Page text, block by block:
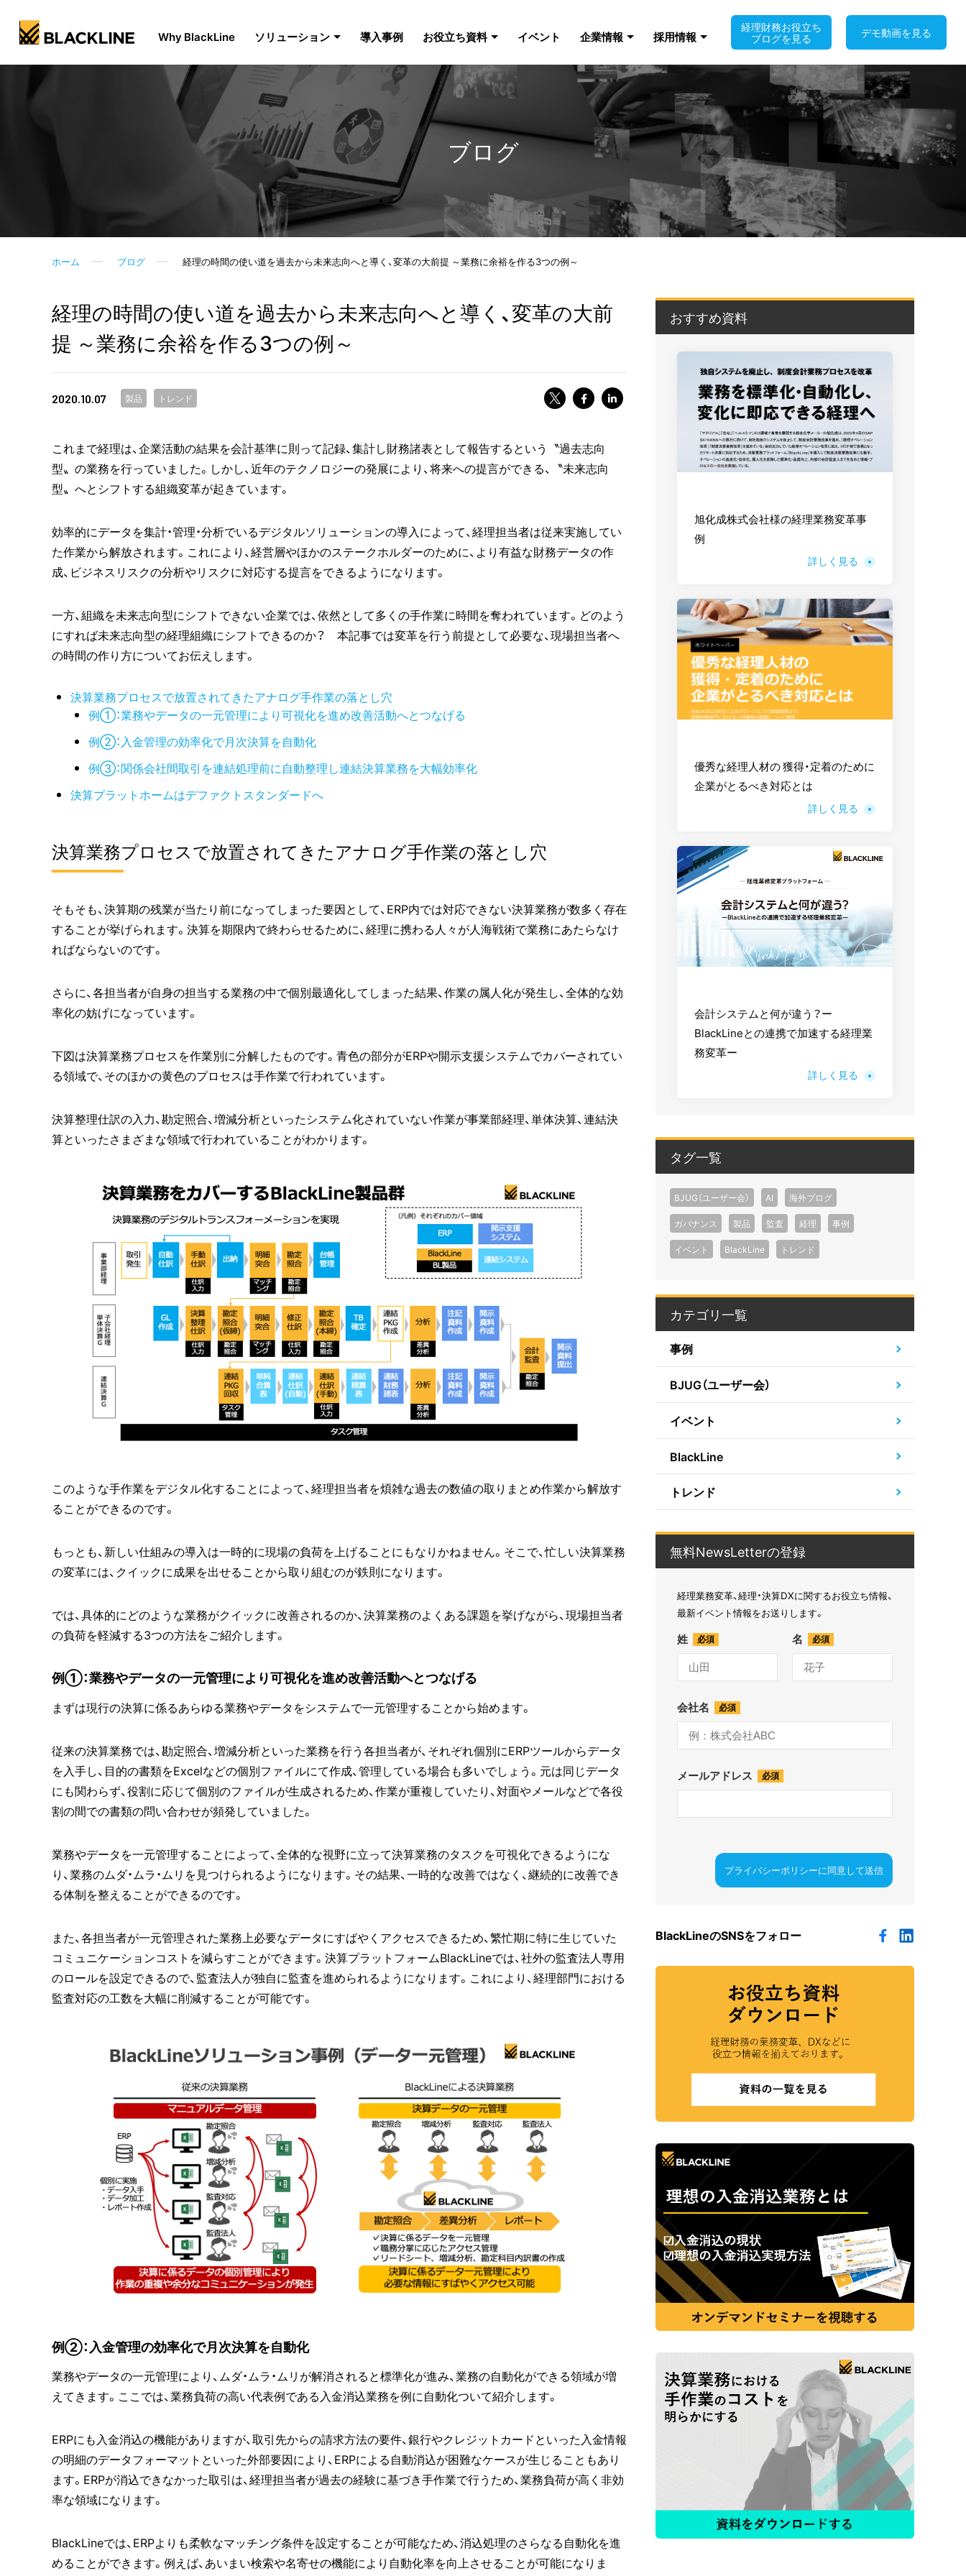
Why BlackLine ソリューション 導入事例 お役立ち資料 イベント 企業情報 採用情報
経理財務お役立ち
ブログを見る
デモ動画を見る
ブログ
ホーム ブログ 経理の時間の使い道を過去から未来志向へと導く、変革の大前提 ～業務に余裕を作る3つの例～
経理の時間の使い道を過去から未来志向へと導く、変革の大前
提 ～業務に余裕を作る3つの例～
2020.10.07 製品 トレンド
これまで経理は、企業活動の結果を会計基準に則って記録、集計し財務諸表として報告するという〝過去志向
型〟の業務を行っていました。しかし、近年のテクノロジーの発展により、将来への提言ができる、〝未来志向
型〟へとシフトする組織変革が起きています。
効率的にデータを集計・管理・分析でいるデジタルソリューションの導入によって、経理担当者は従来実施してい
た作業から解放されます。これにより、経営層やほかのステークホルダーのために、より有益な財務データの作
成、ビジネスリスクの分析やリスクに対応する提言をできるようになります。
一方、組織を未来志向型にシフトできない企業では、依然として多くの手作業に時間を奪われています。どのよう
にすれば未来志向型の経理組織にシフトできるのか？ 本記事では変革を行う前提として必要な、現場担当者へ
の時間の作り方についてお伝えします。
決算業務プロセスで放置されてきたアナログ手作業の落とし穴
例①：業務やデータの一元管理により可視化を進め改善活動へとつなげる
例②：入金管理の効率化で月次決算を自動化
例③：関係会社間取引を連結処理前に自動整理し連結決算業務を大幅効率化
決算プラットホームはデファクトスタンダードへ
決算業務プロセスで放置されてきたアナログ手作業の落とし穴
そもそも、決算期の残業が当たり前になってしまった要因として、ERP内では対応できない決算業務が数多く存在
することが挙げられます。決算を期限内で終わらせるために、経理に携わる人々が人海戦術で業務にあたらなけ
ればならないのです。
さらに、各担当者が自身の担当する業務の中で個別最適化してしまった結果、作業の属人化が発生し、全体的な効
率化の妨げになっています。
下図は決算業務プロセスを作業別に分解したものです。青色の部分がERPや開示支援システムでカバーされてい
る領域で、そのほかの黄色のプロセスは手作業で行われています。
決算整理仕訳の入力、勘定照合、増減分析といったシステム化されていない作業が事業部経理、単体決算、連結決
算といったさまざまな領域で行われていることがわかります。
このような手作業をデジタル化することによって、経理担当者を煩雑な過去の数値の取りまとめ作業から解放す
ることができるのです。
もっとも、新しい仕組みの導入は一時的に現場の負荷を上げることにもなりかねません。そこで、忙しい決算業務
の変革には、クイックに成果を出せることから取り組むのが鉄則になります。
では、具体的にどのような業務がクイックに改善されるのか、決算業務のよくある課題を挙げながら、現場担当者
の負荷を軽減する3つの方法をご紹介します。
例①：業務やデータの一元管理により可視化を進め改善活動へとつなげる
まずは現行の決算に係るあらゆる業務やデータをシステムで一元管理することから始めます。
従来の決算業務では、勘定照合、増減分析といった業務を行う各担当者が、それぞれ個別にERPツールからデータ
を入手し、目的の書類をExcelなどの個別ファイルにて作成、管理している場合も多いでしょう。元は同じデータ
にも関わらず、役割に応じて個別のファイルが生成されるため、作業が重複していたり、対面やメールなどで各役
割の間での書類の問い合わせが頻発していました。
業務やデータを一元管理することによって、全体的な視野に立って決算業務のタスクを可視化できるようにな
り、業務のムダ・ムラ・ムリを見つけられるようになります。その結果、一時的な改善ではなく、継続的に改善でき
る体制を整えることができるのです。
また、各担当者が一元管理された業務上必要なデータにすばやくアクセスできるため、繁忙期に特に生じていた
コミュニケーションコストを減らすことができます。決算プラットフォームBlackLineでは、社外の監査法人専用
のロールを設定できるので、監査法人が独自に監査を進められるようになります。これにより、経理部門における
監査対応の工数を大幅に削減することが可能です。
例②：入金管理の効率化で月次決算を自動化
業務やデータの一元管理により、ムダ・ムラ・ムリが解消されると標準化が進み、業務の自動化ができる領域が増
えてきます。ここでは、業務負荷の高い代表例である入金消込業務を例に自動化ついて紹介します。
ERPにも入金消込の機能がありますが、取引先からの請求方法の要件、銀行やクレジットカードといった入金情報
の明細のデータフォーマットといった外部要因により、ERPによる自動消込が困難なケースが生じることもあり
ます。ERPが消込できなかった取引は、経理担当者が過去の経験に基づき手作業で行うため、業務負荷が高く非効
率な領域になります。
BlackLineでは、ERPよりも柔軟なマッチング条件を設定することが可能なため、消込処理のさらなる自動化を進
めることができます。例えば、あいまい検索や名寄せの機能により自動化率を向上させることが可能になりま
おすすめ資料
旭化成株式会社様の経理業務変革事
例
詳しく見る
優秀な経理人材の 獲得・定着のために
企業がとるべき対応とは
詳しく見る
会計システムと何が違う？ー
BlackLineとの連携で加速する経理業
務変革ー
詳しく見る
タグ一覧
BJUG（ユーザー会） AI
海外ブログ
ガバナンス
製品 監査 経理
事例
イベント
BlackLine トレンド
カテゴリ一覧
事例
BJUG（ユーザー会）
イベント
BlackLine
トレンド
無料NewsLetterの登録
経理業務変革、経理・決算DXに関するお役立ち情報、
最新イベント情報をお送りします。
姓 名
会社名
メールアドレス
プライバシーポリシーに同意して送信
BlackLineのSNSをフォロー